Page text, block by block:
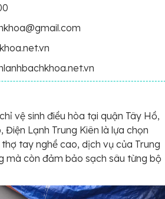
vệ sinh điều hòa tại quận Tây Hồ,
Điện Lạnh Trung Kiên là lựa chọn
tay nghề cao, dịch vụ của Trung
mà còn đảm bảo sạch sâu từng bộ